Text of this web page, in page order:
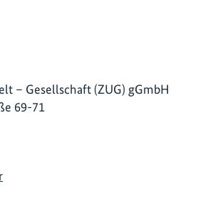
– Gesellschaft (ZUG) gGmbH
69-71